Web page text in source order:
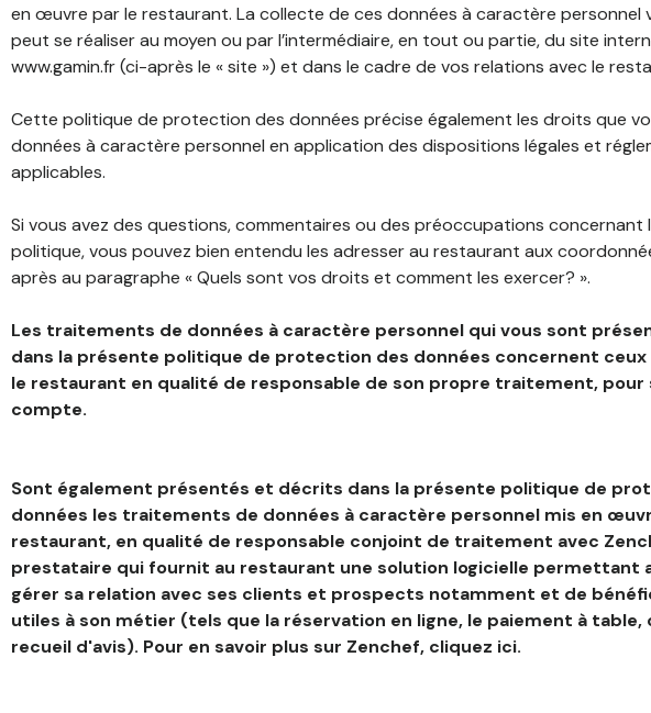
en œuvre par le restaurant. La collecte de ces données à caractère personnel
peut se réaliser au moyen ou par l’intermédiaire, en tout ou partie, du site
www.gamin.fr (ci-après le « site ») et dans le cadre de vos relations avec le
Cette politique de protection des données précise également les droits que
données à caractère personnel en application des dispositions légales et
applicables.
Si vous avez des questions, commentaires ou des préoccupations concernant
politique, vous pouvez bien entendu les adresser au restaurant aux
après au paragraphe « Quels sont vos droits et comment les exercer? ».
Les traitements de données à caractère personnel qui vous sont
dans la présente politique de protection des données concernent
le restaurant en qualité de responsable de son propre traitement, pour
compte.
Sont également présentés et décrits dans la présente politique de
données les traitements de données à caractère personnel mis en
restaurant, en qualité de responsable conjoint de traitement avec
prestataire qui fournit au restaurant une solution logicielle permettant
gérer sa relation avec ses clients et prospects notamment et de
utiles à son métier (tels que la réservation en ligne, le paiement à table,
recueil d'avis). Pour en savoir plus sur Zenchef, cliquez ici.